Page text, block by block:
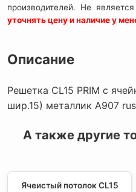
производителей. Не
уточнять цену и наличие у
Описание
Решетка CL15 PRIM с
шир.15) металлик А907
А также другие
Ячеистый потолок CL15